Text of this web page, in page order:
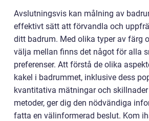
Avslutningsvis kan målning av
effektivt sätt att förvandla och
ditt badrum. Med olika typer av färg
välja mellan finns det något för alla
preferenser. Att förstå de olika
kakel i badrummet, inklusive dess
kvantitativa mätningar och
metoder, ger dig den nödvändiga
fatta en välinformerad beslut. Kom